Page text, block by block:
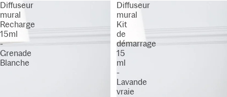
Diffuseur
mural
Recharge
15ml
-
Grenade
Blanche
Diffuseur
mural
Kit
de
démarrage
15
ml
-
Lavande
vraie